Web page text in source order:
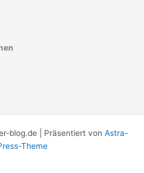
blog.de | Präsentiert von Astra-
Theme